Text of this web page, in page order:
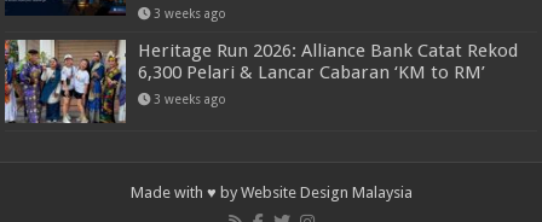
3 weeks ago
Heritage Run 2026: Alliance Bank Catat Rekod
6,300 Pelari & Lancar Cabaran ‘KM to RM’
3 weeks ago
Made with ♥ by Website Design Malaysia